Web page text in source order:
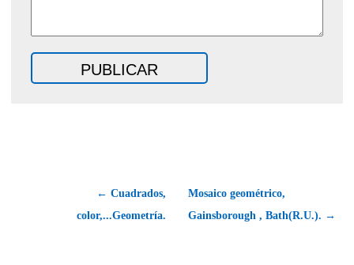
← Cuadrados,
color,...Geometría.
Mosaico geométrico,
Gainsborough , Bath(R.U.). →